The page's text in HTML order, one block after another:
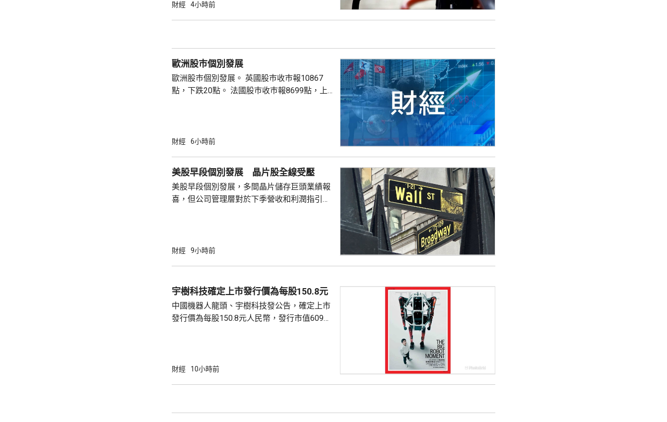
財經 4小時前
歐洲股巿個別發展
歐洲股巿個別發展。 英國股巿收巿報10867
點，下跌20點。 法國股巿收巿報8699點，上
財經 6小時前
美股早段個別發展 晶片股全線受壓
美股早段個別發展，多間晶片儲存巨頭業績報
喜，但公司管理層對於下季營收和利潤指引未
指數最新報54315點，跌33點； 標準普爾500
財經 9小時前
宇樹科技確定上市發行價為每股150.8元
中國機器人龍頭、宇樹科技發公告，確定上市
發行價為每股150.8元人民幣，發行市值609億
開發行新股4040多萬股，擬發行數量佔發行後
財經 10小時前